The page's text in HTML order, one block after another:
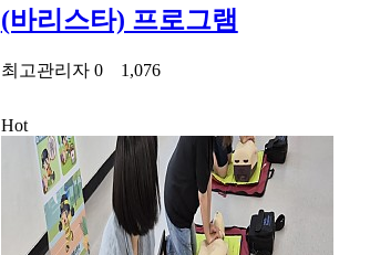
(바리스타) 프로그램
최고관리자 0 1,076
Hot